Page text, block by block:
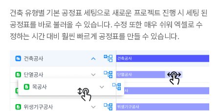
건축 유형별 기본 공정표 세팅으로 새로운 프로젝트 진행 시 세팅 된
공정표를 바로 불러올 수 있습니다. 수정 또한 매우 쉬워 엑셀로 수
정하는 시간 대비 훨씬 빠르게 공정표를 만들 수 있습니다.